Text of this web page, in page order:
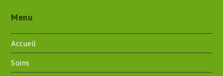
Menu
Accueil
Soins